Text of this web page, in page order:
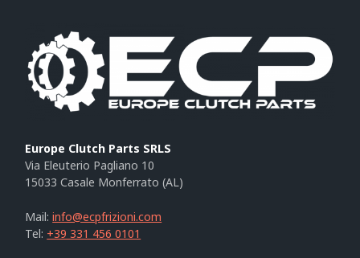
Europe Clutch Parts SRLS
Via Eleuterio Pagliano 10
15033 Casale Monferrato (AL)
Mail:info@ecpfrizioni.com
Tel: +39 331 456 0101